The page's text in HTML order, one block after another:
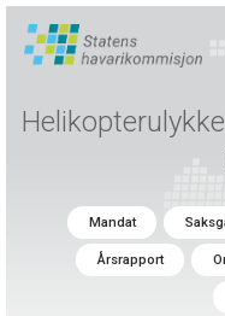
Mandat
Årsrapport